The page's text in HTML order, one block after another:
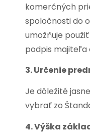
komerčných
spoločnosti do
umožňuje
podpis
3. Určenie
Je dôležité
vybrať zo
4. Výška